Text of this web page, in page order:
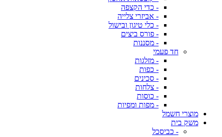
- כדי הקצפה
- אביזרי צלייה
- כלי טיגון ובישול
- פורס ביצים
- מסננות
חד פעמי
- מזלגות
- כפות
- סכינים
- צלחות
- כוסות
- מפות ומפיות
מוצרי חשמל
משק בית
- כביסכל